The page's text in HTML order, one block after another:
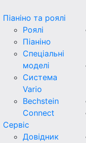
Піаніно та роялі
Роялі
Піаніно
Спеціальні
моделі
Система
Vario
Bechstein
Connect
Сервіс
Довідник